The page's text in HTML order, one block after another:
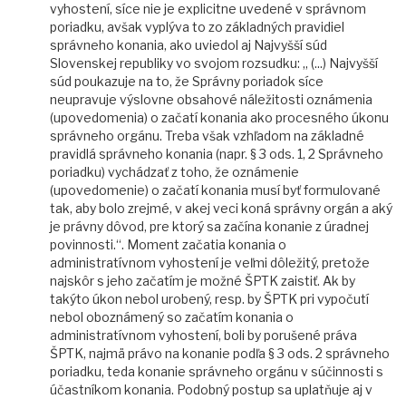
vyhostení, síce nie je explicitne uvedené v správnom
poriadku, avšak vyplýva to zo základných pravidiel
správneho konania, ako uviedol aj Najvyšší súd
Slovenskej republiky vo svojom rozsudku: „ (...) Najvyšší
súd poukazuje na to, že Správny poriadok síce
neupravuje výslovne obsahové náležitosti oznámenia
(upovedomenia) o začatí konania ako procesného úkonu
správneho orgánu. Treba však vzhľadom na základné
pravidlá správneho konania (napr. § 3 ods. 1, 2 Správneho
poriadku) vychádzať z toho, že oznámenie
(upovedomenie) o začatí konania musí byť formulované
tak, aby bolo zrejmé, v akej veci koná správny orgán a aký
je právny dôvod, pre ktorý sa začína konanie z úradnej
povinnosti.“. Moment začatia konania o
administratívnom vyhostení je veľmi dôležitý, pretože
najskôr s jeho začatím je možné ŠPTK zaistiť. Ak by
takýto úkon nebol urobený, resp. by ŠPTK pri vypočutí
nebol oboznámený so začatím konania o
administratívnom vyhostení, boli by porušené práva
ŠPTK, najmä právo na konanie podľa § 3 ods. 2 správneho
poriadku, teda konanie správneho orgánu v súčinnosti s
účastníkom konania. Podobný postup sa uplatňuje aj v